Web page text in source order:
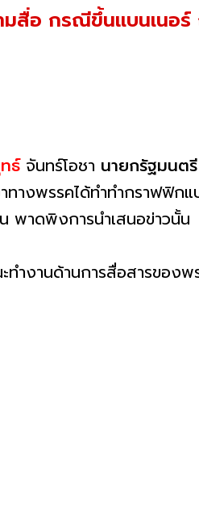
สื่อ กรณีขึ้นแบนเนอร์
ธ์จันทร์โอชา นายกรัฐมนตรี
ทางพรรคได้ทำทำกราฟฟิก
พาดพิงการนำเสนอข่าวนั้น
ำงานด้านการสื่อสารของพ